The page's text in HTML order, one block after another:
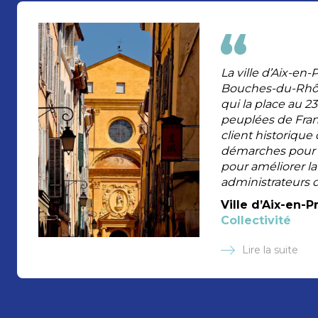
La ville d’Aix-
Bouches-du-
qui la place au
peuplées de
client historique
démarches
pour améliorer
administrateurs
Ville d’Aix-en-
Collectivité
Lire la suite